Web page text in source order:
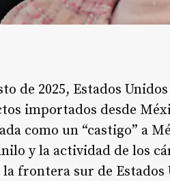
de 2025, Estados
importados desde
como un “castigo” a
y la actividad de los
frontera sur de Estados